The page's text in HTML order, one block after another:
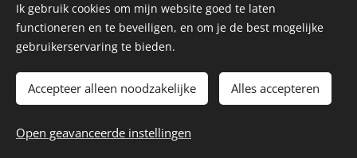
©2019 Painted by Me / Heart 4 Art, alle rechten voorbehouden
voor de kunst
Ik gebruik cookies om mijn website goed te laten
functioneren en te beveiligen, en om je de best mogelijke
gebruikerservaring te bieden.
Accepteer alleen noodzakelijke Alles accepteren
Open geavanceerde instellingen